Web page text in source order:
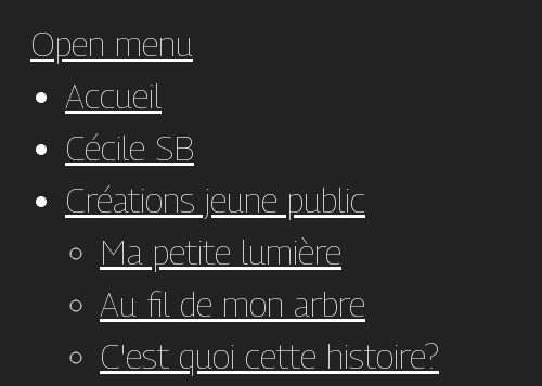
Open menu
Accueil
Cécile SB
Créations jeune public
Ma petite lumière
Au fil de mon arbre
C'est quoi cette histoire?